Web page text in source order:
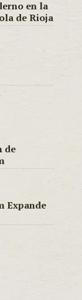
en la
de Rioja
de
Expande